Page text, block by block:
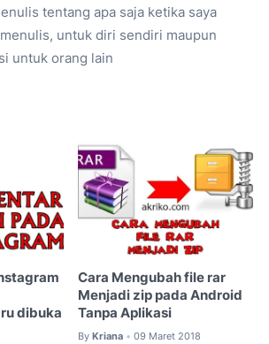
tentang apa saja ketika saya
untuk diri sendiri maupun
untuk orang lain
dibuka
Cara Mengubah file rar
Menjadi zip pada Android
Tanpa Aplikasi
By Kriana • 09 Maret 2018